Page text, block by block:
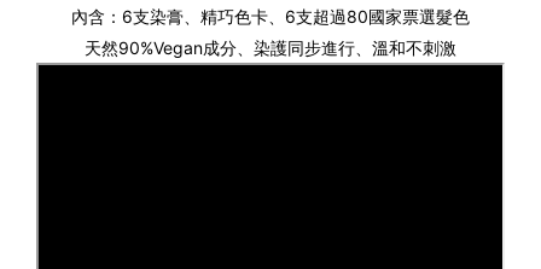
內含：6支染膏、精巧色卡、 6支超過80國家票選髮色
天然90%Vegan成分
染護同步進行 溫和不刺激